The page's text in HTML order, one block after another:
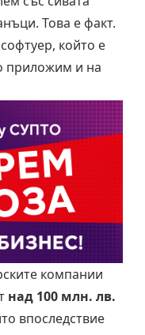
Това е факт.
който е
приложим и на
компании
над 100 млн. лв.
впоследствие